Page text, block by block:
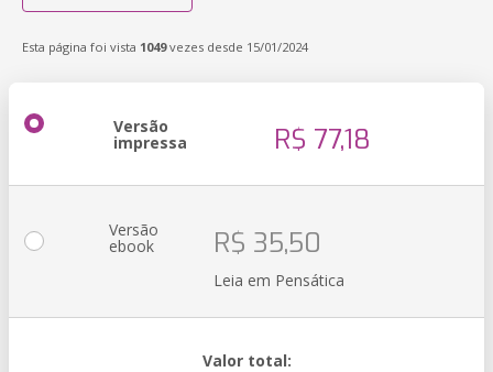
Esta página foi vista 1049vezes desde 15/01/2024
Versão
impressa R$ 77,18
Versão
ebook R$ 35,50
Leia em Pensática
Valor total: